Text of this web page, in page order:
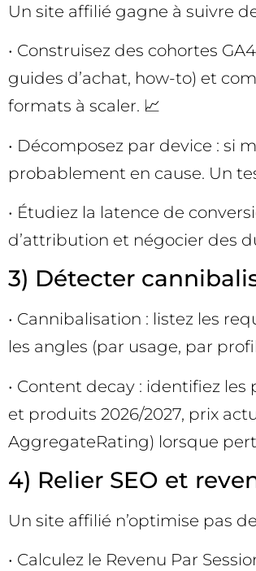
Un site affilié gagne à suivre
• Construisez des cohortes
guides d’achat, how-to) et
formats à scaler. 📈
• Décomposez par device : si
probablement en cause. Un
• Étudiez la latence de
d’attribution et négocier des
3) Détecter
• Cannibalisation : listez les
les angles (par usage, par
• Content decay : identifiez
et produits 2026/2027, prix
AggregateRating) lorsque
4) Relier SEO et
Un site affilié n’optimise pas
• Calculez le Revenu Par